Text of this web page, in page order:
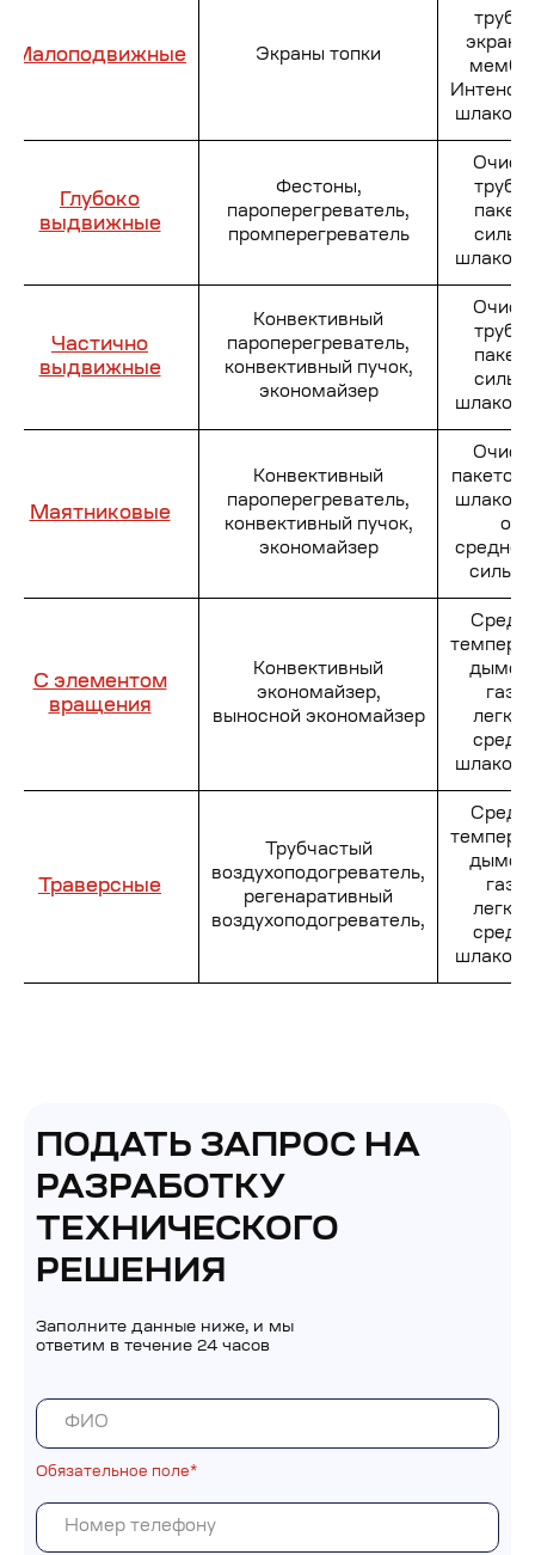
Малоподвижные Экраны топки
Глубоко
выдвижные
Фестоны,
пароперегреватель,
промперегреватель
Частично
выдвижные
Конвективный
пароперегреватель,
конвективный пучок,
экономайзер
Маятниковые
Конвективный
пароперегреватель,
конвективный пучок,
экономайзер
пакетов
от
С элементом
вращения
Конвективный
экономайзер,
выносной экономайзер
газов
Траверсные
Трубчастый
воздухоподогреватель,
регенаративный
воздухоподогреватель,
газов
ПОДАТЬ ЗАПРОС НА
РАЗРАБОТКУ
ТЕХНИЧЕСКОГО
РЕШЕНИЯ
Заполните данные ниже, и мы
ответим в течение 24 часов
Обязательное поле*